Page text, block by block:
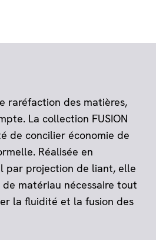
raréfaction des matières,
La collection FUSION
de concilier économie de
Réalisée en
par projection de liant, elle
matériau nécessaire tout
la fluidité et la fusion des